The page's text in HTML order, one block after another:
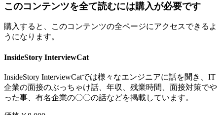
このコンテンツを全て読むには購入が必要です
購入すると、このコンテンツの全ページにアクセスできるよ
うになります。
InsideStory InterviewCat
InsideStory InterviewCatでは様々なエンジニアに話を聞き、IT
企業の面接のぶっちゃけ話、年収、残業時間、面接対策でや
った事、有名企業の〇〇の話などを掲載しています。